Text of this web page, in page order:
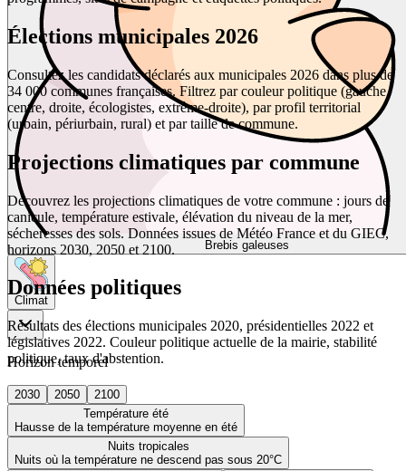
Brebis galeuses
Climat
Horizon temporel
2030 2050
2100
Température été
Hausse de la température moyenne en été
Nuits tropicales
Nuits où la température ne descend pas sous 20°C
Élections municipales 2026
Consultez les candidats déclarés aux municipales 2026 dans plus de
34 000 communes françaises. Filtrez par couleur politique (gauche,
centre, droite, écologistes, extrême-droite), par profil territorial
(urbain, périurbain, rural) et par taille de commune.
Projections climatiques par commune
Découvrez les projections climatiques de votre commune : jours de
canicule, température estivale, élévation du niveau de la mer,
sécheresses des sols. Données issues de Météo France et du GIEC,
horizons 2030, 2050 et 2100.
Données politiques
Résultats des élections municipales 2020, présidentielles 2022 et
législatives 2022. Couleur politique actuelle de la mairie, stabilité
politique, taux d'abstention.